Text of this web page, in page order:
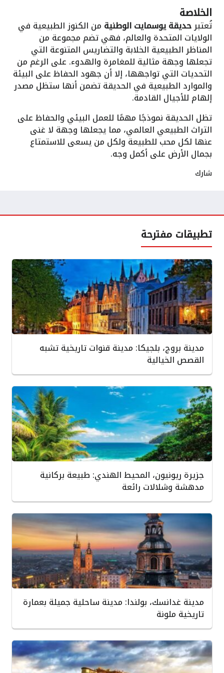
الخلاصة
تُعتبرحديقة يوسمايت الوطنية من الكنوز الطبيعية في
الولايات المتحدة والعالم، فهي تضم مجموعة من
المناظر الطبيعية الخلابة والتضاريس المتنوعة التي
تجعلها وجهة مثالية للمغامرة والهدوء. على الرغم من
التحديات التي تواجهها، إلا أن جهود الحفاظ على البيئة
والموارد الطبيعية في الحديقة تضمن أنها ستظل مصدر
إلهام للأجيال القادمة.
تظل الحديقة نموذجًا مهمًا للعمل البيئي والحفاظ على
التراث الطبيعي العالمي، مما يجعلها وجهة لا غنى
عنها لكل محب للطبيعة ولكل من يسعى للاستمتاع
بجمال الأرض على أكمل وجه.
شارك
تطبيقات مفترحة
مدينة بروج، بلجيكا: مدينة قنوات تاريخية تشبه
القصص الخيالية
جزيرة ريونيون، المحيط الهندي: طبيعة بركانية
مدهشة وشلالات رائعة
مدينة غدانسك، بولندا: مدينة ساحلية جميلة بعمارة
تاريخية ملونة